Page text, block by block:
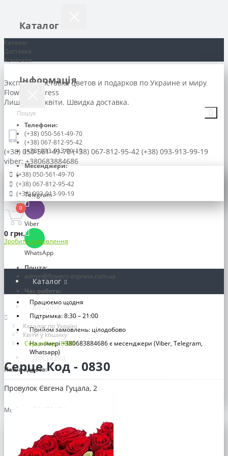
Каталог
Каталог
Доставка
Контакти
Інформація
Телефони:
(+38) 050-561-49-70
(+38) 067-812-95-42
(+38) 093-913-99-19
Месенджери:
Telegram
Viber
WhatsApp
Пошта:
admin@flowers-express.com.ua
Час роботи:
Працюємо щодня
Підтримка: 8:30 – 21:00
Прийом замовлень: цілодобово
На номері +380683884686 є месенджери (Viber, Telegram,
Whatsapp)
Наша адреса:
Провулок Євгена Гуцала, 2
Мова | Валюта
Інформація
Экспресс доставка цветов и подарков по Украине и миру
Flowers-express
Лише свіжі квіти. Швидка доставка.
(+38) 050-561-49-70(+38) 067-812-95-42 (+38) 093-913-99-19
viber: +380683884686
(+38) 050-561-49-70
(+38) 067-812-95-42
(+38) 093-913-99-19
0
0 грн.
Зробити замовлення
Каталог
Каталог
Квіти
Доставка
Оплата
Контакти
Відгуки
Каталог по Україні
Квіти у кошику
Серце Код - 0830
Серце Код - 0830